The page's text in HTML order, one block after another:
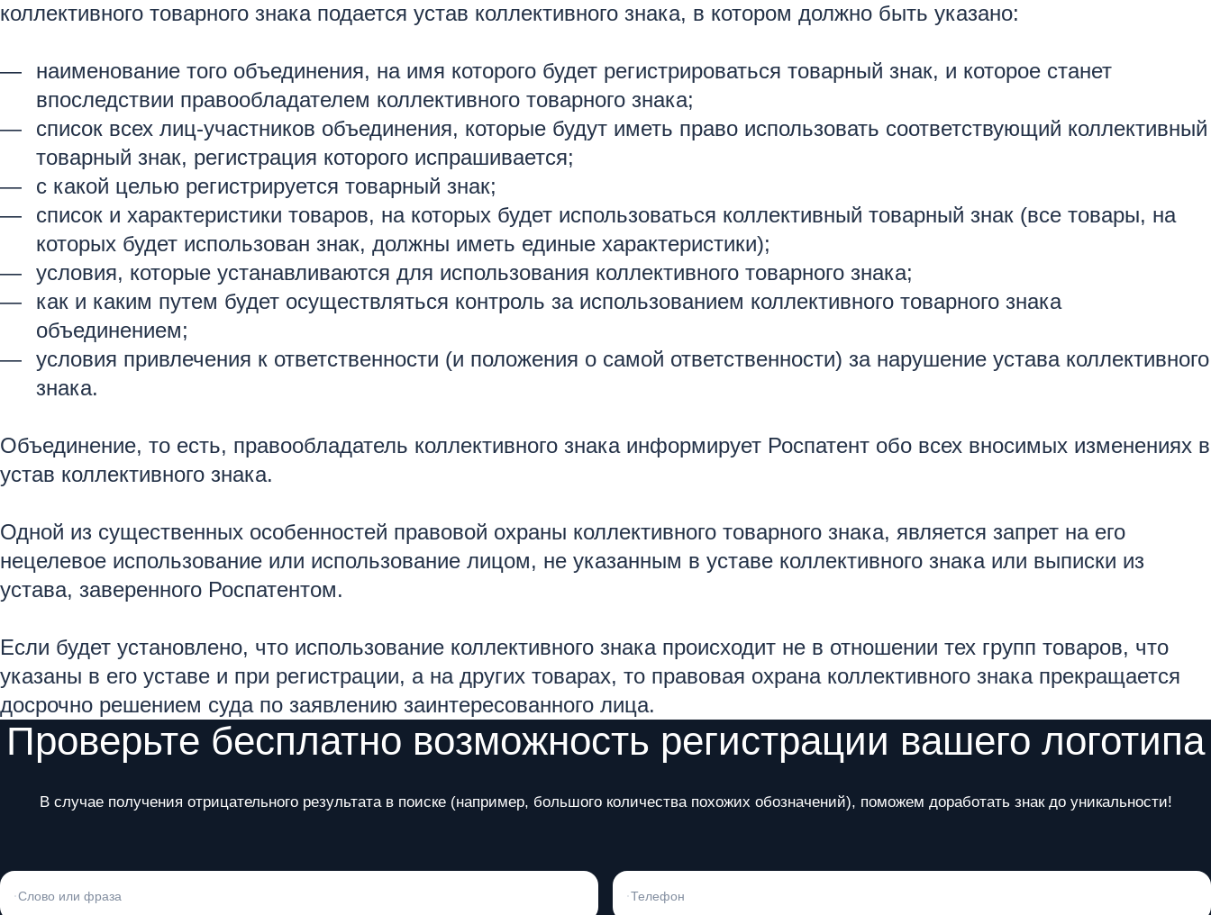
коллективного товарного знака подается устав коллективного знака, в котором должно быть указано:
наименование того объединения, на имя которого будет регистрироваться товарный знак, и которое станет
впоследствии правообладателем коллективного товарного знака;
список всех лиц-участников объединения, которые будут иметь право использовать соответствующий коллективный
товарный знак, регистрация которого испрашивается;
с какой целью регистрируется товарный знак;
список и характеристики товаров, на которых будет использоваться коллективный товарный знак (все товары, на
которых будет использован знак, должны иметь единые характеристики);
условия, которые устанавливаются для использования коллективного товарного знака;
как и каким путем будет осуществляться контроль за использованием коллективного товарного знака
объединением;
условия привлечения к ответственности (и положения о самой ответственности) за нарушение устава коллективного
знака.
Объединение, то есть, правообладатель коллективного знака информирует Роспатент обо всех вносимых изменениях в
устав коллективного знака.
Одной из существенных особенностей правовой охраны коллективного товарного знака, является запрет на его
нецелевое использование или использование лицом, не указанным в уставе коллективного знака или выписки из
устава, заверенного Роспатентом.
Если будет установлено, что использование коллективного знака происходит не в отношении тех групп товаров, что
указаны в его уставе и при регистрации, а на других товарах, то правовая охрана коллективного знака прекращается
досрочно решением суда по заявлению заинтересованного лица.
Проверьте бесплатно возможность регистрации вашего логотипа
В случае получения отрицательного результата в поиске (например, большого количества похожих обозначений), поможем доработать знак до уникальности!